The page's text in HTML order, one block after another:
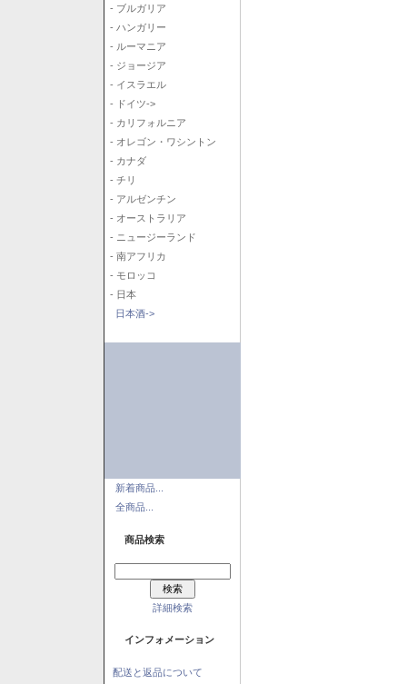
- ブルガリア
- ハンガリー
- ルーマニア
- ジョージア
- イスラエル
- ドイツ->
- カリフォルニア
- オレゴン・ワシントン
- カナダ
- チリ
- アルゼンチン
- オーストラリア
- ニュージーランド
- 南アフリカ
- モロッコ
- 日本
日本酒->
新着商品...
全商品...
商品検索
詳細検索
インフォメーション
配送と返品について